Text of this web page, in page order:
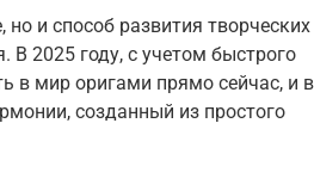
и способ развития творческих
В 2025 году, с учетом быстрого
в мир оригами прямо сейчас, и
созданный из простого